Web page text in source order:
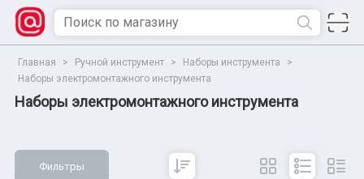
Главная > Ручной инструмент > Наборы инструмента
>
Наборы электромонтажного инструмента
Наборы электромонтажного инструмента
Фильтры